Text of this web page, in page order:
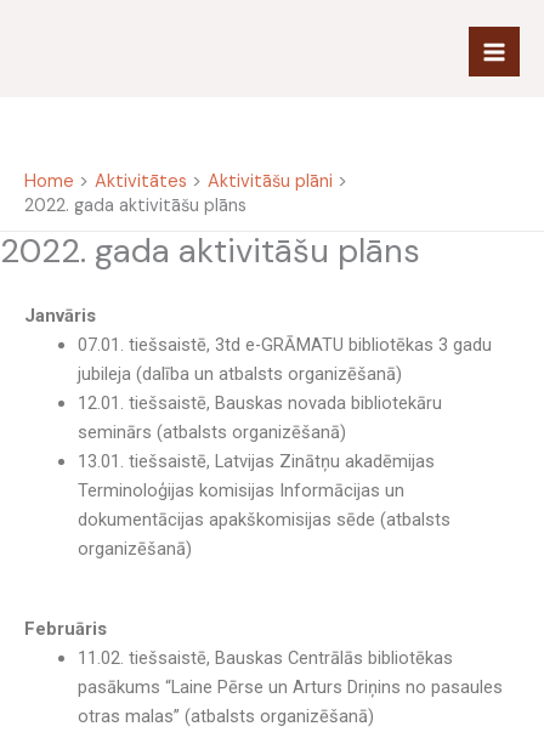
Home Aktivitātes
Aktivitāšu plāni
2022. gada aktivitāšu plāns
2022. gada aktivitāšu plāns
Janvāris
07.01. tiešsaistē, 3td e-GRĀMATU bibliotēkas 3 gadu
jubileja (dalība un atbalsts organizēšanā)
12.01. tiešsaistē, Bauskas novada bibliotekāru
seminārs (atbalsts organizēšanā)
13.01. tiešsaistē, Latvijas Zinātņu akadēmijas
Terminoloģijas komisijas Informācijas un
dokumentācijas apakškomisijas sēde (atbalsts
organizēšanā)
Februāris
11.02. tiešsaistē, Bauskas Centrālās bibliotēkas
pasākums “Laine Pērse un Arturs Driņins no pasaules
otras malas” (atbalsts organizēšanā)